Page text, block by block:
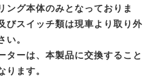
ング本体のみとなっておりま
びスイッチ類は現車より取り外
い。
ターは、本製品に交換すること
ります。